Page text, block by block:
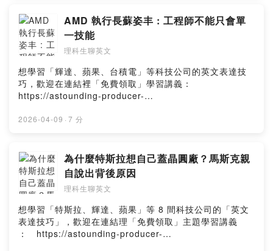
一次布局產業龍頭。掌握 AI 半導體成長契機，讓投資更有
效率！了解更多 🔗 https://fstry.pse.is/9et7hd投資一定
有風險，基金投資有賺有賠，申購前應詳閱公開說明書。
台新投信行銷資訊—— 以上為 KKBOX 與 Firstory
Podcast 廣告 ——想學習「特斯拉、輝達、蘋果」等 8 間
科技公司的「英文表達技巧」，歡迎在連結理「免費領
取」主題學習講義：https://astounding-producer-
2828.kit.com/8fed2cab90.在 AI 時代，擁有獨特的思考
方式，會變得比以前更加重要馬斯克多年前分享的第一性
以幫自己突破很多框架這一集 podcast 會用淺顯易懂方式
解給你聽，馬斯克說的第一性原理，到底是甚麼意思，要
怎麼用到我們生活裡順便也學一些很實用的英文喔~.然後~
如果想收到我每周用心撰寫，淺顯易懂的英文教學文章，
https://astounding-producer-2828.kit.com/留言告訴我
你對這一集的想法：Powered by Firstory Hosting
AMD 執行長蘇姿丰 : 工程師不能只會單
一技能
理科生聊英文
想學習「輝達、蘋果、台積電」等科技公司的英文表達技
巧，歡迎在連結裡「免費領取」學習講義：
https://astounding-producer-
代，工程師不能只會單一技能學軟體的要懂硬體，學硬體
以學科技業很常用的英文.然後~ 如果想收到我每周用心撰
寫，淺顯易懂的英文教學文章，歡迎「免費訂閱」我的
「七點半學英文電子報」：https://astounding-producer-
2828.kit.com/留言告訴我你對這一集的想法：Powered
by Firstory Hosting
2026-04-09 · 7 分
為什麼特斯拉想自己蓋晶圓廠？馬斯克親
自說出背後原因
理科生聊英文
想學習「特斯拉、輝達、蘋果」等 8 間科技公司的「英文
表達技巧」，歡迎在連結理「免費領取」主題學習講義
： https://astounding-producer-